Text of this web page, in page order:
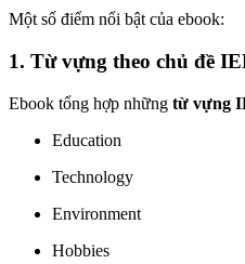
Một số điểm nổi bật của ebook:
1. Từ vựng theo chủ đề
Ebook tổng hợp những từ vựng
Education
Technology
Environment
Hobbies